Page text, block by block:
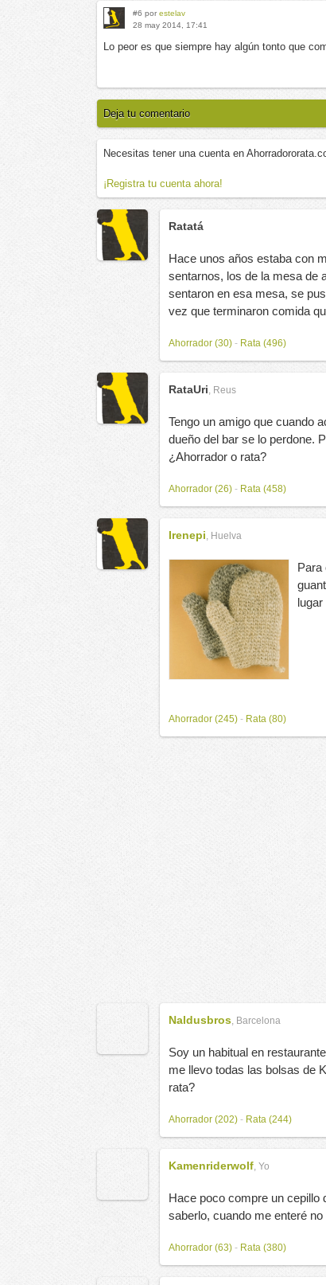
#6 por estelav
28 may 2014, 17:41
Lo peor es que siempre hay algún tonto que
Deja tu comentario
Necesitas tener una cuenta en
¡Registra tu cuenta ahora!
Ratatá
Hace unos años estaba con
sentarnos, los de la mesa de
sentaron en esa mesa, se
vez que terminaron comida
Ahorrador (30) - Rata (496)
RataUri, Reus
Tengo un amigo que cuando
dueño del bar se lo perdone.
¿Ahorrador o rata?
Ahorrador (26) - Rata (458)
Irenepi, Huelva
Para
Ahorrador (245) - Rata (80)
Naldusbros Barcelona
Soy un habitual en
me llevo todas las bolsas de
rata?
Ahorrador (202) - Rata (244)
Kamenriderwolf Yo
Hace poco compre un cepillo
saberlo, cuando me enteré
Ahorrador (63) - Rata (380)